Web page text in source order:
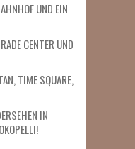
UND EIN
CENTER UND
TIME SQUARE,
IN